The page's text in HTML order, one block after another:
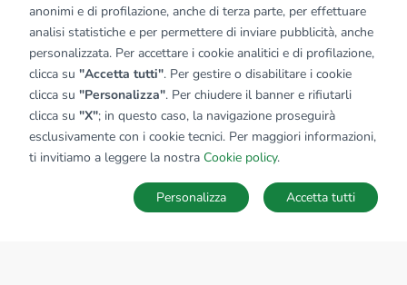
SALVA RICERCA
anonimi e di profilazione, anche di terza parte, per effettuare
analisi statistiche e per permettere di inviare pubblicità, anche
personalizzata. Per accettare i cookie analitici e di profilazione,
clicca su "Accetta tutti". Per gestire o disabilitare i cookie
clicca su "Personalizza". Per chiudere il banner e rifiutarli
clicca su "X"; in questo caso, la navigazione proseguirà
esclusivamente con i cookie tecnici. Per maggiori informazioni,
ti invitiamo a leggere la nostra Cookie policy.
Accetta tutti
Personalizza